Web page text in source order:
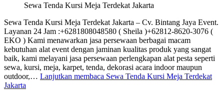
Sewa Tenda Kursi Meja Terdekat Jakarta
Sewa Tenda Kursi Meja Terdekat Jakarta – Cv. Bintang Jaya Event.
Layanan 24 Jam :+6281808048580 ( Sheila )+62812-8620-3076 (
EKO ) Kami menawarkan jasa persewaan berbagai macam
kebutuhan alat event dengan jaminan kualitas produk yang sangat
baik, kami melayani jasa persewaan perlengkapan alat pesta seperti
sewa, kursi, meja, karpet, tenda, dekorasi acara indoor maupun
outdoor,… Lanjutkan membaca Sewa Tenda Kursi Meja Terdekat
Jakarta